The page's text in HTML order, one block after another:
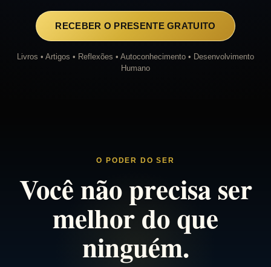
RECEBER O PRESENTE GRATUITO
Livros • Artigos • Reflexões • Autoconhecimento • Desenvolvimento
Humano
O PODER DO SER
Você não precisa ser
melhor do que
ninguém.